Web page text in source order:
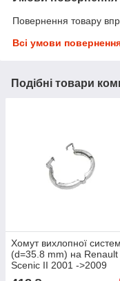
Повернення товару
Всі умови
Подібні товари
Хомут вихлопної
(d=35.8 mm) на Renault
Scenic II 2001 ->2009
1.9dCi - Nissan